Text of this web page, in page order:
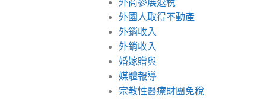
外國人取得不動產
外銷收入
外銷收入
婚嫁贈與
媒體報導
宗教性醫療財團免稅